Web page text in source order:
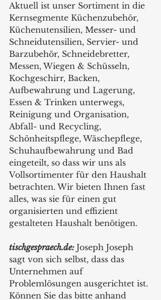
Aktuell ist unser Sortiment in die
Kernsegmente Küchenzubehör,
Küchenutensilien, Messer- und
Schneidutensilien, Servier- und
Barzubehör, Schneidebretter,
Messen, Wiegen & Schüsseln,
Kochgeschirr, Backen,
Aufbewahrung und Lagerung,
Essen & Trinken unterwegs,
Reinigung und Organisation,
Abfall- und Recycling,
Schönheitspflege, Wäschepflege,
Schuhaufbewahrung und Bad
eingeteilt, so dass wir uns als
Vollsortimenter für den Haushalt
betrachten. Wir bieten Ihnen fast
alles, was sie für einen gut
organisierten und effizient
gestalteten Haushalt benötigen.
tischgespraech.de: Joseph Joseph
sagt von sich selbst, dass das
Unternehmen auf
Problemlösungen ausgerichtet ist.
Können Sie das bitte anhand